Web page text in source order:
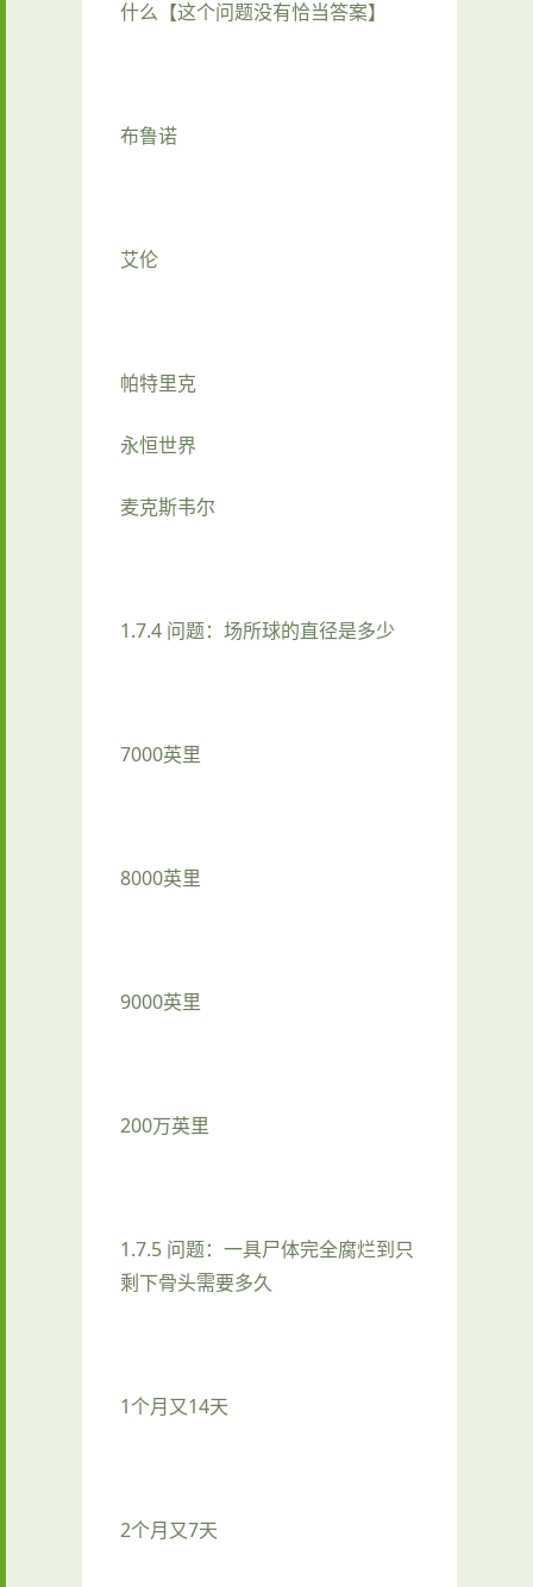
什么【这个问题没有恰当答案】
布鲁诺
艾伦
帕特里克
永恒世界
麦克斯韦尔
1.7.4 问题：场所球的直径是多少
7000英里
8000英里
9000英里
200万英里
1.7.5 问题：一具尸体完全腐烂到只
剩下骨头需要多久
1个月又14天
2个月又7天